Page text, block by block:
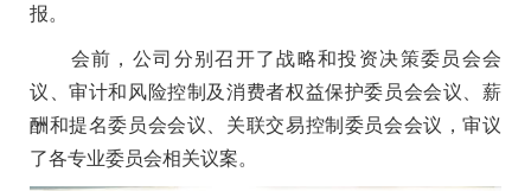
报。
会前，公司分别召开了战略和投资决策委员会会
议、审计和风险控制及消费者权益保护委员会会议、薪
酬和提名委员会会议、关联交易控制委员会会议，审议
了各专业委员会相关议案。